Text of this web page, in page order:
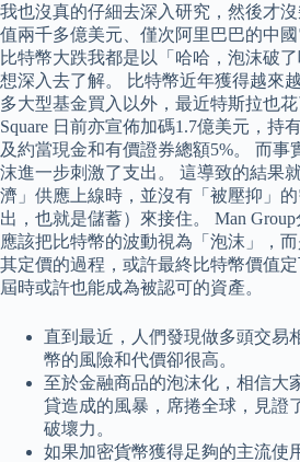
我也沒真的仔細去深入研究，然後才
值兩千多億美元、僅次阿里巴巴的中
比特幣大跌我都是以「哈哈，泡沫破
想深入去了解。 比特幣近年獲得越來
多大型基金買入以外，最近特斯拉也花
Square 日前亦宣佈加碼1.7億美元，持
及約當現金和有價證券總額5%。 而事
沫進一步刺激了支出。 這導致的結果
濟」供應上線時，並沒有「被壓抑」
出，也就是儲蓄）來接住。 Man
應該把比特幣的波動視為「泡沫」，
其定價的過程，或許最終比特幣價值
屆時或許也能成為被認可的資產。
直到最近，人們發現做多頭交易
幣的風險和代價卻很高。
至於金融商品的泡沫化，相信大
貸造成的風暴，席捲全球，見證
破壞力。
如果加密貨幣獲得足夠的主流使